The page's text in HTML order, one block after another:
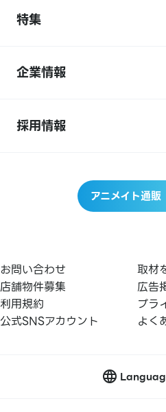
特集
企業情報
採用情報
アニメイト通販
お問い合わせ
取材
店舗物件募集
広告
利用規約
プラ
公式SNSアカウント
よく